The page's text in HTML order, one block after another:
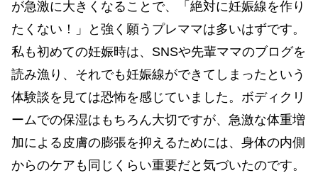
が急激に大きくなることで、「絶対に妊娠線を作り
たくない！」と強く願うプレママは多いはずです。
私も初めての妊娠時は、SNSや先輩ママのブログを
読み漁り、それでも妊娠線ができてしまったという
体験談を見ては恐怖を感じていました。ボディクリ
ームでの保湿はもちろん大切ですが、急激な体重増
加による皮膚の膨張を抑えるためには、身体の内側
からのケアも同じくらい重要だと気づいたのです。